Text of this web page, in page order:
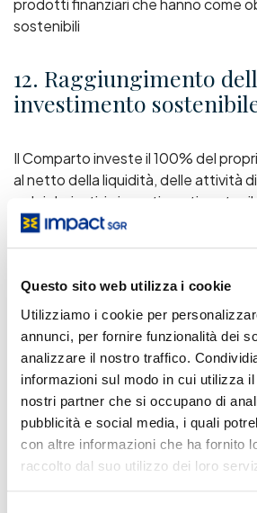
Questo sito web utilizza i cookie
Utilizziamo i cookie per
annunci, per fornire funzionalità dei
analizzare il nostro traffico.
informazioni sul modo in cui utilizza
nostri partner che si occupano di
pubblicità e social media, i quali
con altre informazioni che ha fornito
raccolto dal suo utilizzo dei loro
prodotti finanziari che hanno come
sostenibili
12. Raggiungimento
investimento
Il Comparto investe il 100% del
al netto della liquidità, delle attività
e dei derivati, in investimenti
minima del 10% in investimenti
obiettivo sociale e del 30% in
qualifichi come sostenibile con un
l'indicatore di performance
livello di investimento deve essere
investimento possa essere
un obiettivo ambientale, è
sia allineato alla tassonomia dell'UE o
traiettoria di decarbonizzazione,
requisiti metodologici stabiliti nel
(UE) 2020/1818 della Commissione,